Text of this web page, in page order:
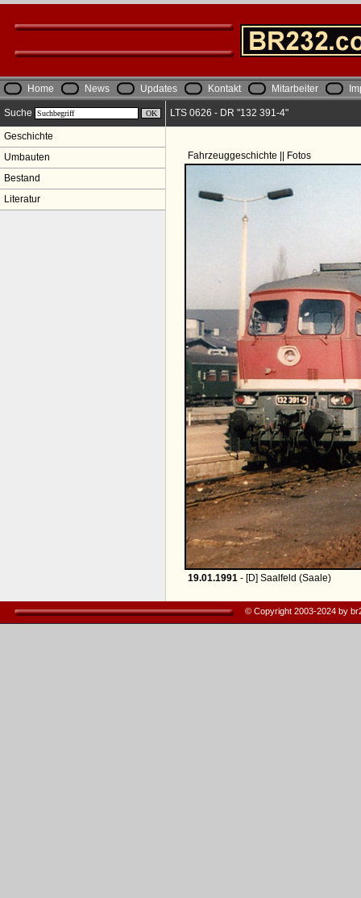
Home News Updates Kontakt Mitarbeiter
Suche
Geschichte
Umbauten
Bestand
Literatur
LTS 0626 - DR "132 391-4"
Fahrzeuggeschichte || Fotos
19.01.1991- [D] Saalfeld (Saale)
© Copyright 2003-2024 by